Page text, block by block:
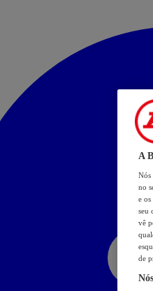
A
Nós
no
e
seu
vê
de